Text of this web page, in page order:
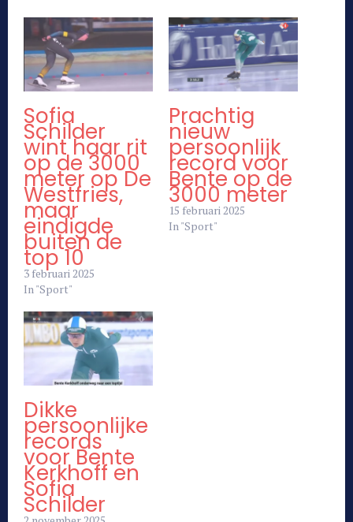
Sofia
Schilder
wint haar rit
op de 3000
meter op De
Westfries,
maar
eindigde
buiten de
top 10
3 februari 2025
In "Sport"
Prachtig
nieuw
persoonlijk
record voor
Bente op de
3000 meter
15 februari 2025
In "Sport"
Dikke
persoonlijke
records
voor Bente
Kerkhoff en
Sofia
Schilder